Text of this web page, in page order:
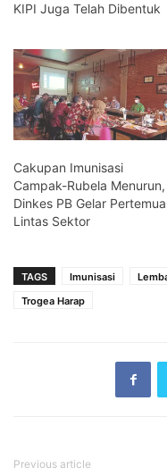
KIPI Juga Telah Dibentuk
Cakupan Imunisasi
Campak-Rubela Menurun,
Dinkes PB Gelar
Lintas Sektor
TAGS Imunisasi
Trogea Harap
Previous article